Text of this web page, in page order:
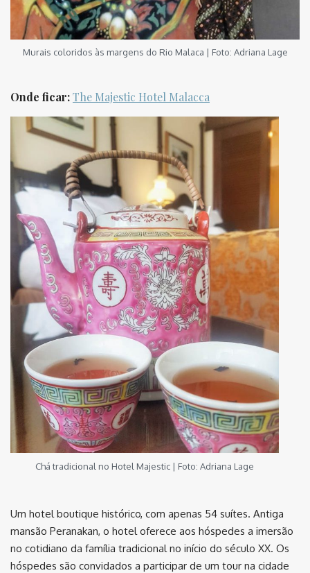
Murais coloridos às margens do Rio Malaca | Foto: Adriana Lage
Onde ficar:The Majestic Hotel Malacca
Chá tradicional no Hotel Majestic | Foto: Adriana Lage
Um hotel boutique histórico, com apenas 54 suítes. Antiga
mansão Peranakan, o hotel oferece aos hóspedes a imersão
no cotidiano da família tradicional no início do século XX. Os
hóspedes são convidados a participar de um tour na cidade